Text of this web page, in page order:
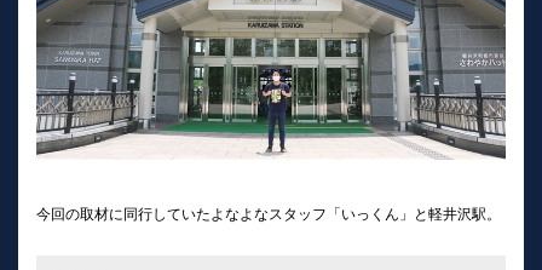
今回の取材に同行していたよなよなスタッフ「いっくん」と軽井沢駅。